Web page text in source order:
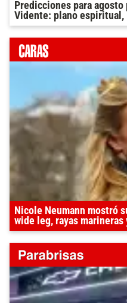
Predicciones para
Vidente: plano espiritual,
Nicole Neumann mostró
wide leg, rayas marineras